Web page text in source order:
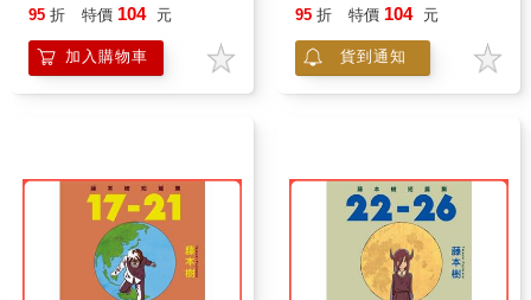
95 折 特價 104 元
加入購物車
95 折 特價 104 元
貨到通知